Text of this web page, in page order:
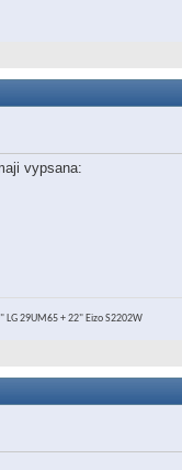
vypsana:
LG 29UM65 + 22" Eizo S2202W